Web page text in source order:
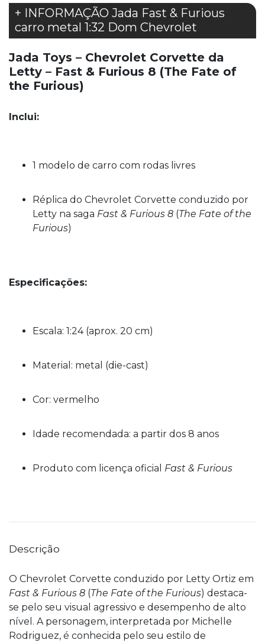
+ INFORMAÇÃO Jada Fast & Furious
carro metal 1:32 Dom Chevrolet
Jada Toys – Chevrolet Corvette da
Letty – Fast & Furious 8 (The Fate of
the Furious)
Inclui:
1 modelo de carro com rodas livres
Réplica do Chevrolet Corvette conduzido por
Letty na saga Fast & Furious 8 (The Fate of the
Furious)
Especificações:
Escala: 1:24 (aprox. 20 cm)
Material: metal (die-cast)
Cor: vermelho
Idade recomendada: a partir dos 8 anos
Produto com licença oficial Fast & Furious
Descrição
O Chevrolet Corvette conduzido por Letty Ortiz em
Fast & Furious 8 (The Fate of the Furious) destaca-
se pelo seu visual agressivo e desempenho de alto
nível. A personagem, interpretada por Michelle
Rodriguez, é conhecida pelo seu estilo de